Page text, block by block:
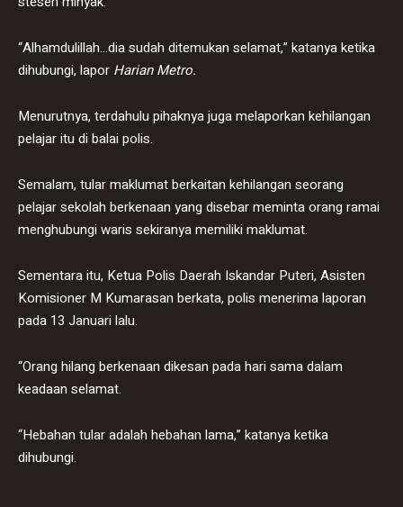
“Alhamdulillah…dia sudah ditemukan selamat,” katanya ketika
dihubungi, lapor Harian Metro.
Menurutnya, terdahulu pihaknya juga melaporkan kehilangan
pelajar itu di balai polis.
Semalam, tular maklumat berkaitan kehilangan seorang
pelajar sekolah berkenaan yang disebar meminta orang ramai
menghubungi waris sekiranya memiliki maklumat.
Sementara itu, Ketua Polis Daerah Iskandar Puteri, Asisten
Komisioner M Kumarasan berkata, polis menerima laporan
pada 13 Januari lalu.
“Orang hilang berkenaan dikesan pada hari sama dalam
keadaan selamat.
“Hebahan tular adalah hebahan lama,” katanya ketika
dihubungi.